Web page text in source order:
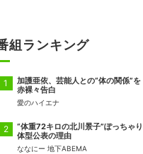
組ランキング
加護亜依、芸能人との“体の関係”を
赤裸々告白
愛のハイエナ
“体重72キロの北川景子”ぽっちゃり
体型公表の理由
ななにー 地下ABEMA